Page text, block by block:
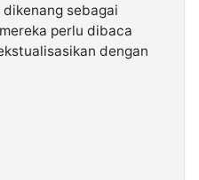
sebagai
perlu dibaca
dengan